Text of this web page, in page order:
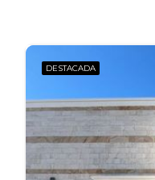
DESTACADA